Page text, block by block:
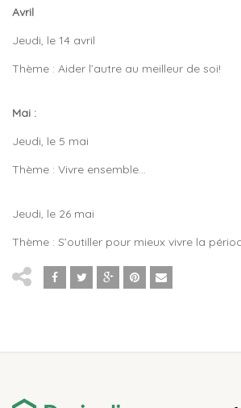
Avril
Jeudi, le 14 avril
Thème : Aider l’autre au meilleur de soi!
Mai :
Jeudi, le 5 mai
Thème : Vivre ensemble…
Jeudi, le 26 mai
Thème : S’outiller pour mieux vivre la